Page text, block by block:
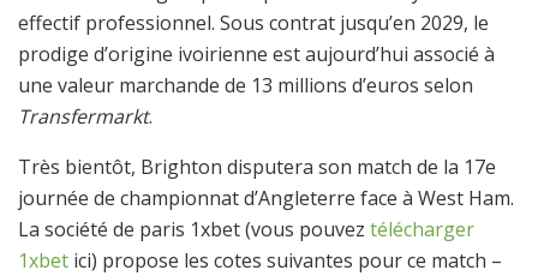
effectif professionnel. Sous contrat jusqu’en 2029, le
prodige d’origine ivoirienne est aujourd’hui associé à
une valeur marchande de 13 millions d’euros selon
Transfermarkt.
Très bientôt, Brighton disputera son match de la 17e
journée de championnat d’Angleterre face à West Ham.
La société de paris 1xbet (vous pouvez télécharger
1xbet ici) propose les cotes suivantes pour ce match –